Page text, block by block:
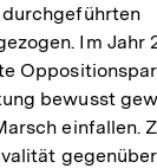
durchgeführten
Im Jahr
bewusst
einfallen.